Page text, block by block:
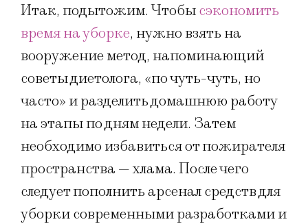
Итак, подытожим. Чтобысэкономить
время на уборке, нужно взять на
вооружение метод, напоминающий
советы диетолога, «по чуть-чуть, но
часто» и разделить домашнюю работу
на этапы по дням недели. Затем
необходимо избавиться от пожирателя
пространства — хлама. После чего
следует пополнить арсенал средств для
уборки современными разработками и